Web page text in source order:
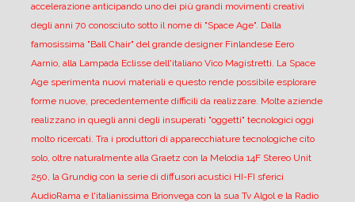
accelerazione anticipando uno dei più grandi movimenti creativi
degli anni 70 conosciuto sotto il nome di "Space Age". Dalla
famosissima "Ball Chair" del grande designer Finlandese Eero
Aarnio, alla Lampada Eclisse dell'italiano Vico Magistretti. La Space
Age sperimenta nuovi materiali e questo rende possibile esplorare
forme nuove, precedentemente difficili da realizzare. Molte aziende
realizzano in quegli anni degli insuperati "oggetti" tecnologici oggi
molto ricercati. Tra i produttori di apparecchiature tecnologiche cito
solo, oltre naturalmente alla Graetz con la Melodia 14F Stereo Unit
250, la Grundig con la serie di diffusori acustici HI-FI sferici
AudioRama e l'italianissima Brionvega con la sua Tv Algol e la Radio